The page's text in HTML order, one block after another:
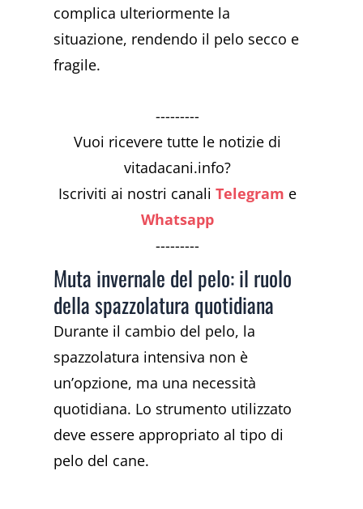
complica ulteriormente la
situazione, rendendo il pelo secco e
fragile.
---------
Vuoi ricevere tutte le notizie di
vitadacani.info?
Iscriviti ai nostri canaliTelegram e
Whatsapp
---------
Muta invernale del pelo: il ruolo
della spazzolatura quotidiana
Durante il cambio del pelo, la
spazzolatura intensiva non è
un’opzione, ma una necessità
quotidiana. Lo strumento utilizzato
deve essere appropriato al tipo di
pelo del cane.